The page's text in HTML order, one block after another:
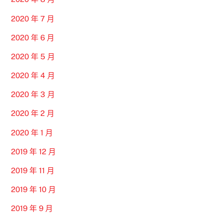
2020 年 7 月
2020 年 6 月
2020 年 5 月
2020 年 4 月
2020 年 3 月
2020 年 2 月
2020 年 1 月
2019 年 12 月
2019 年 11 月
2019 年 10 月
2019 年 9 月